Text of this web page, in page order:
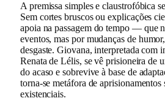
A premissa simples e claustrofóbica
Sem cortes bruscos ou explicações
apoia na passagem do tempo — que
eventos, mas por mudanças de
desgaste. Giovana, interpretada com
Renata de Lélis, se vê prisioneira de
do acaso e sobrevive à base de
torna-se metáfora de aprisionamentos
existenciais.